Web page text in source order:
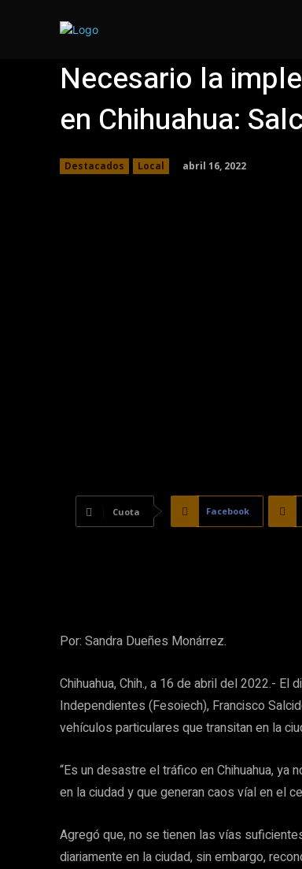
Necesario la
en Chihuahua:
Destacados Local abril 16, 2022
Cuota Facebook
Por: Sandra Dueñes Monárrez.
Chihuahua, Chih., a 16 de abril del 2022.-
Independientes (Fesoiech), Francisco
vehículos particulares que transitan en la
“Es un desastre el tráfico en Chihuahua,
en la ciudad y que generan caos víal en el
Agregó que, no se tienen las vías
diariamente en la ciudad, sin embargo,